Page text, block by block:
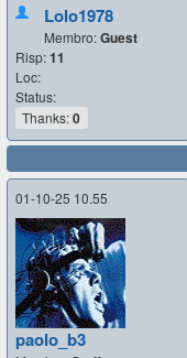
Lolo1978
Membro:Guest
Risp:11
Loc:
Status:
Thanks:0
01-10-25 10.55
paolo_b3